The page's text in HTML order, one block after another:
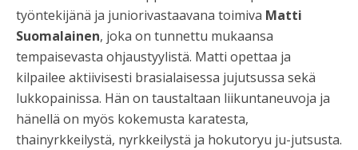
työntekijänä ja juniorivastaavana toimiva Matti
Suomalainen, joka on tunnettu mukaansa
tempaisevasta ohjaustyylistä. Matti opettaa ja
kilpailee aktiivisesti brasialaisessa jujutsussa sekä
lukkopainissa. Hän on taustaltaan liikuntaneuvoja ja
hänellä on myös kokemusta karatesta,
thainyrkkeilystä, nyrkkeilystä ja hokutoryu ju-jutsusta.